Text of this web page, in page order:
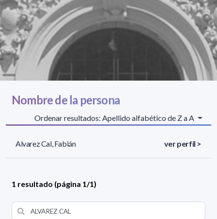
Nombre de la persona
Ordenar resultados: Apellido alfabético de Z a A
Alvarez Cal, Fabián ver perfil >
1 resultado (página 1/1)